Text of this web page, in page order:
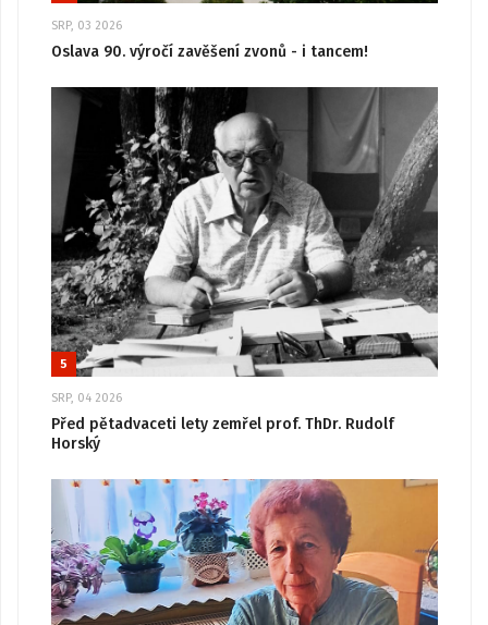
SRP, 03 2026
Oslava 90. výročí zavěšení zvonů - i tancem!
5
SRP, 04 2026
Před pětadvaceti lety zemřel prof. ThDr. Rudolf
Horský